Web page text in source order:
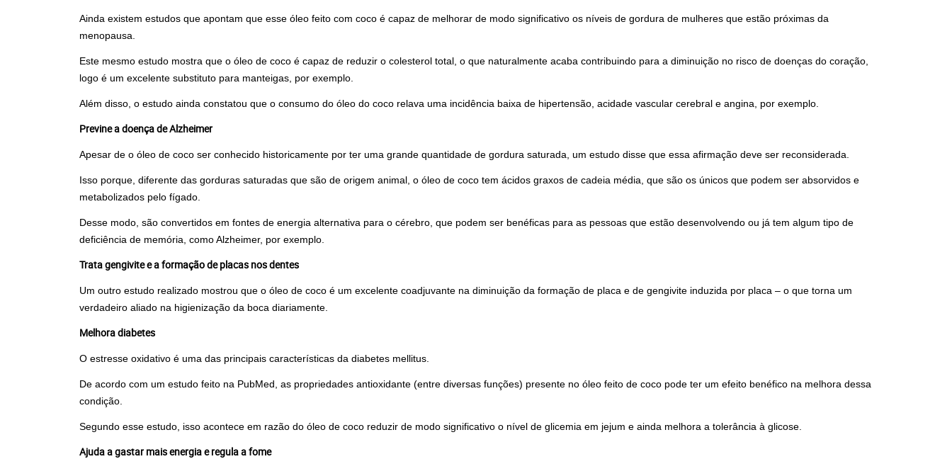
Ainda existem estudos que apontam que esse óleo feito com coco é capaz de melhorar de modo significativo os níveis de gordura de mulheres que estão próximas da
menopausa.
Este mesmo estudo mostra que o óleo de coco é capaz de reduzir o colesterol total, o que naturalmente acaba contribuindo para a diminuição no risco de doenças do coração,
logo é um excelente substituto para manteigas, por exemplo.
Além disso, o estudo ainda constatou que o consumo do óleo do coco relava uma incidência baixa de hipertensão, acidade vascular cerebral e angina, por exemplo.
Previne a doença de Alzheimer
Apesar de o óleo de coco ser conhecido historicamente por ter uma grande quantidade de gordura saturada, um estudo disse que essa afirmação deve ser reconsiderada.
Isso porque, diferente das gorduras saturadas que são de origem animal, o óleo de coco tem ácidos graxos de cadeia média, que são os únicos que podem ser absorvidos e
metabolizados pelo fígado.
Desse modo, são convertidos em fontes de energia alternativa para o cérebro, que podem ser benéficas para as pessoas que estão desenvolvendo ou já tem algum tipo de
deficiência de memória, como Alzheimer, por exemplo.
Trata gengivite e a formação de placas nos dentes
Um outro estudo realizado mostrou que o óleo de coco é um excelente coadjuvante na diminuição da formação de placa e de gengivite induzida por placa – o que torna um
verdadeiro aliado na higienização da boca diariamente.
Melhora diabetes
O estresse oxidativo é uma das principais características da diabetes mellitus.
De acordo com um estudo feito na PubMed, as propriedades antioxidante (entre diversas funções) presente no óleo feito de coco pode ter um efeito benéfico na melhora dessa
condição.
Segundo esse estudo, isso acontece em razão do óleo de coco reduzir de modo significativo o nível de glicemia em jejum e ainda melhora a tolerância à glicose.
Ajuda a gastar mais energia e regula a fome